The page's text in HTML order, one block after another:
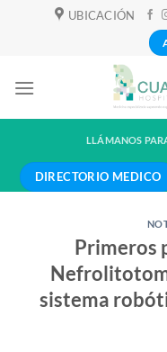
UBICACIÓN
LLÁMANOS
DIRECTORIO MEDICO
Primeros
sistema